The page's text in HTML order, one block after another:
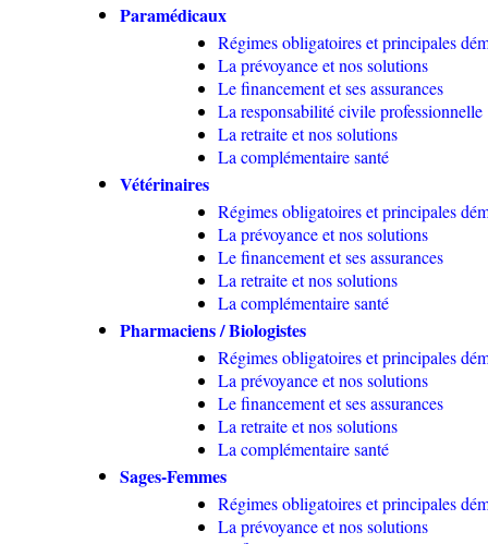
Paramédicaux
Régimes obligatoires et principales
La prévoyance et nos solutions
Le financement et ses assurances
La responsabilité civile professionnelle
La retraite et nos solutions
La complémentaire santé
Vétérinaires
Régimes obligatoires et principales
La prévoyance et nos solutions
Le financement et ses assurances
La retraite et nos solutions
La complémentaire santé
Pharmaciens / Biologistes
Régimes obligatoires et principales
La prévoyance et nos solutions
Le financement et ses assurances
La retraite et nos solutions
La complémentaire santé
Sages-Femmes
Régimes obligatoires et principales
La prévoyance et nos solutions